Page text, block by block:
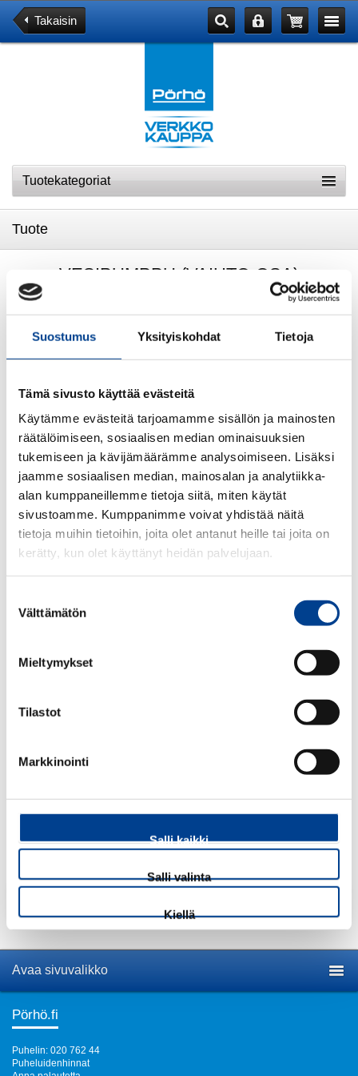
Suostumus Yksityiskohdat Tietoja
Tämä sivusto käyttää evästeitä
Käytämme evästeitä tarjoamamme sisällön ja mainosten
räätälöimiseen, sosiaalisen median ominaisuuksien
tukemiseen ja kävijämäärämme analysoimiseen. Lisäksi
jaamme sosiaalisen median, mainosalan ja analytiikka-
alan kumppaneillemme tietoja siitä, miten käytät
sivustoamme. Kumppanimme voivat yhdistää näitä
tietoja muihin tietoihin, joita olet antanut heille tai joita on
kerätty, kun olet käyttänyt heidän palvelujaan.
valinta
Välttämätön
Mieltymykset
Tilastot
Markkinointi
Salli kaikki
Salli valinta
Kiellä
Takaisin
Tuotekategoriat
Tuote
VESIPUMPPU (VAIHTO-OSA)
osapantin 30 euroa. Palauttaessasi vanhan VW/Audi -alkuperäisosan
puhdistettuna ja ulkoisesti vaurioitumattomana Pörhön Autoliikkeeseen,
Matkahuollon kautta, riippuen tilaustavastasi. Osan palautus on
asiakkaalle ilmainen. Tarkemmat ohjeet palautuksesta tulee tilauksen
kpl
Avaa sivuvalikko
Pörhö.fi
Puhelin: 020 762 44
Puheluidenhinnat